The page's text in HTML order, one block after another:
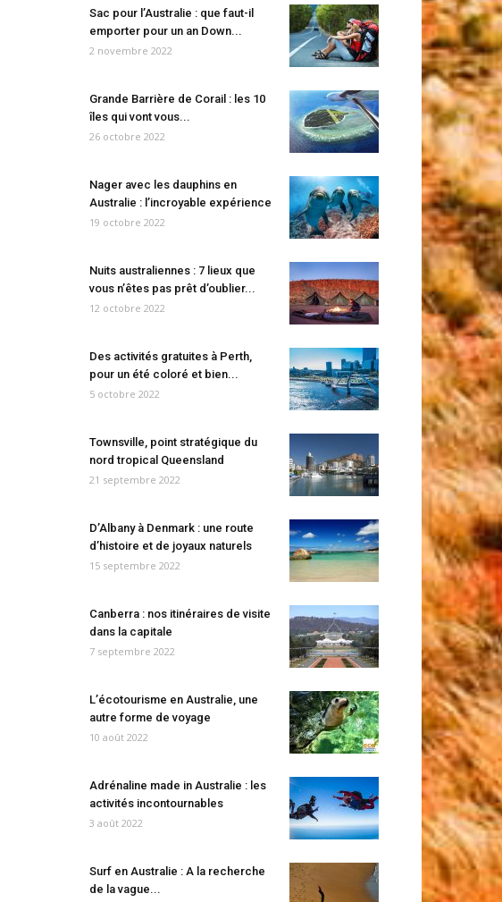
Sac pour l’Australie : que faut-il
emporter pour un an Down...
2 novembre 2022
Grande Barrière de Corail : les 10
îles qui vont vous...
26 octobre 2022
Nager avec les dauphins en
Australie : l’incroyable expérience
19 octobre 2022
Nuits australiennes : 7 lieux que
vous n’êtes pas prêt d’oublier...
12 octobre 2022
Des activités gratuites à Perth,
pour un été coloré et bien...
5 octobre 2022
Townsville, point stratégique du
nord tropical Queensland
21 septembre 2022
D’Albany à Denmark : une route
d’histoire et de joyaux naturels
15 septembre 2022
Canberra : nos itinéraires de visite
dans la capitale
7 septembre 2022
L’écotourisme en Australie, une
autre forme de voyage
10 août 2022
Adrénaline made in Australie : les
activités incontournables
3 août 2022
Surf en Australie : A la recherche
de la vague...